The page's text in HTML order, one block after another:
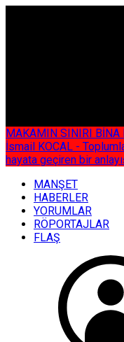
MAKAMIN SINIRI BİNA
İsmail KOCAL -
hayata geçiren bir
MANŞET
HABERLER
YORUMLAR
RÖPORTAJLAR
FLAŞ